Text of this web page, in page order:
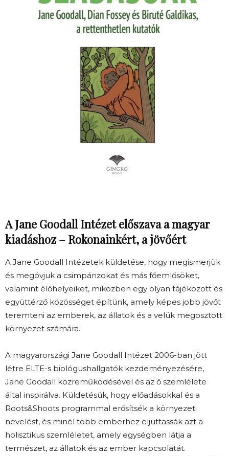
A Jane Goodall Intézet előszava a magyar
kiadáshoz – Rokonainkért, a jövőért
A Jane Goodall Intézetek küldetése, hogy megismerjük
és megóvjuk a csimpánzokat és más főemlősöket,
valamint élőhelyeiket, miközben egy olyan tájékozott és
együttérző közösséget építünk, amely képes jobb jövőt
teremteni az emberek, az állatok és a velük megosztott
környezet számára.
A magyarországi Jane Goodall Intézet 2006-ban jött
létre ELTE-s biológushallgatók kezdeményezésére,
Jane Goodall közreműködésével és az ő szemlélete
által inspirálva. Küldetésük, hogy előadásokkal és a
Roots&Shoots programmal erősítsék a környezeti
nevelést, és minél több emberhez eljuttassák azt a
holisztikus szemléletet, amely egységben látja a
természet, az állatok és az ember kapcsolatát.